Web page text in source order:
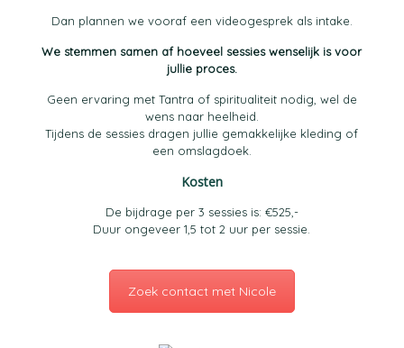
Dan plannen we vooraf een videogesprek als intake.
We stemmen samen af hoeveel sessies wenselijk is voor
jullie proces.
Geen ervaring met Tantra of spiritualiteit nodig, wel de
wens naar heelheid.
Tijdens de sessies dragen jullie gemakkelijke kleding of
een omslagdoek.
Kosten
De bijdrage per 3 sessies is: €525,-
Duur ongeveer 1,5 tot 2 uur per sessie.
Zoek contact met Nicole